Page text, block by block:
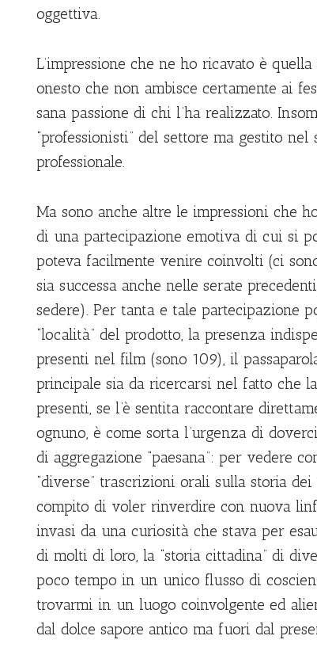
oggettiva.
L’impressione che ne ho ricavato è
onesto che non ambisce certamente ai
sana passione di chi l’ha realizzato.
“professionisti” del settore ma gestito
professionale.
Ma sono anche altre le impressioni che
di una partecipazione emotiva di cui si
poteva facilmente venire coinvolti (ci
sia successa anche nelle serate
sedere). Per tanta e tale partecipazione
“località” del prodotto, la presenza
presenti nel film (sono 109), il
principale sia da ricercarsi nel fatto che
presenti, se l’è sentita raccontare
ognuno, è come sorta l’urgenza di
di aggregazione “paesana”: per vedere
“diverse” trascrizioni orali sulla storia
compito di voler rinverdire con nuova
invasi da una curiosità che stava per
di molti di loro, la “storia cittadina” di
poco tempo in un unico flusso di
trovarmi in un luogo coinvolgente ed
dal dolce sapore antico ma fuori dal